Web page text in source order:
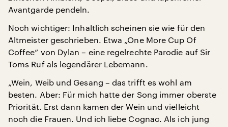
Avantgarde pendeln.
Noch wichtiger: Inhaltlich scheinen sie wie für den
Altmeister geschrieben. Etwa „One More Cup Of
Coffee“ von Dylan – eine regelrechte Parodie auf Sir
Toms Ruf als legendärer Lebemann.
„Wein, Weib und Gesang – das trifft es wohl am
besten. Aber: Für mich hatte der Song immer oberste
Priorität. Erst dann kamen der Wein und vielleicht
noch die Frauen. Und ich liebe Cognac. Als ich jung